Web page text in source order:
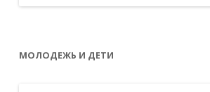
МОЛОДЕЖЬ И ДЕТИ